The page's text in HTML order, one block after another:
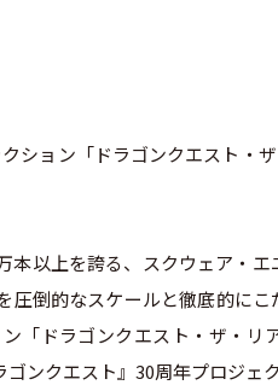
ション「ドラゴンクエスト・
本以上を誇る、スクウェア・
倒的なスケールと徹底的に
「ドラゴンクエスト・ザ・リ
ンクエスト』30周年プロジェ